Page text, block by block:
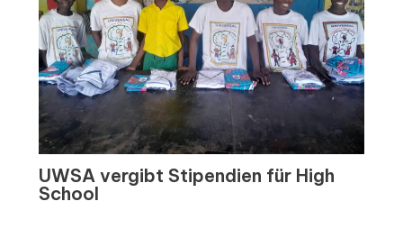
UWSA vergibt Stipendien für High
School